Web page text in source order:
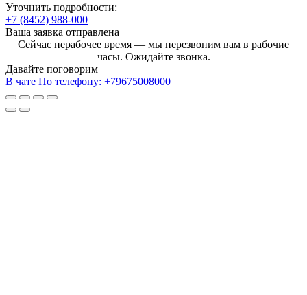
Уточнить подробности:
+7 (8452) 988-000
Ваша заявка отправлена
Сейчас нерабочее время — мы перезвоним вам в рабочие
часы. Ожидайте звонка.
Давайте поговорим
В чате По телефону: +79675008000